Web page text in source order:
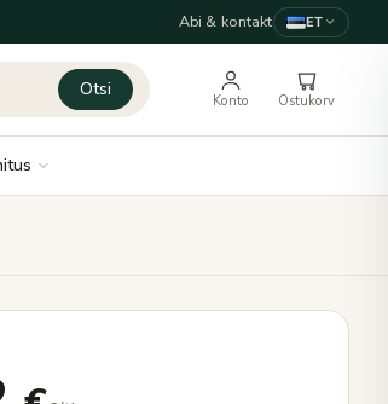
Abi & kontakt ET
Otsi
Konto Ostukorv